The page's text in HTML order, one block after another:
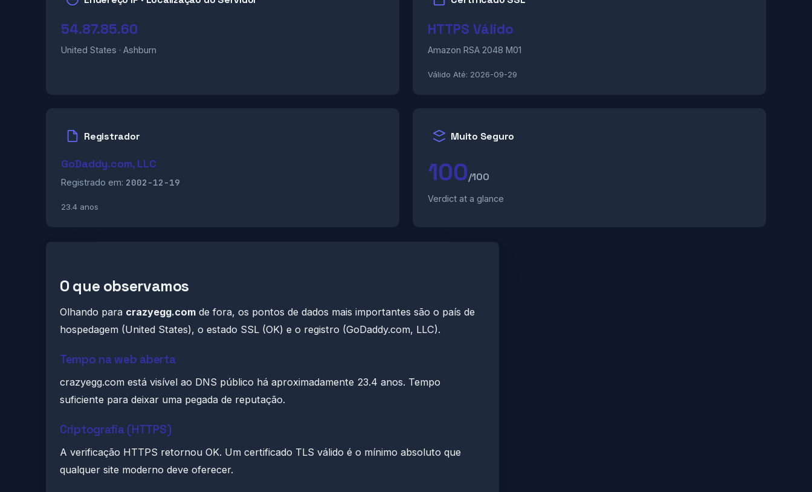
54.87.85.60
United States · Ashburn
HTTPS Válido
Amazon RSA 2048 M01
Válido Até: 2026-09-29
Registrador
GoDaddy.com, LLC
Registrado em: 2002-12-19
23.4 anos
Muito Seguro
100/100
Verdict at a glance
O que observamos
Olhando para crazyegg.com de fora, os pontos de dados mais importantes são o país de
hospedagem (United States), o estado SSL (OK) e o registro (GoDaddy.com, LLC).
Tempo na web aberta
crazyegg.com está visível ao DNS público há aproximadamente 23.4 anos. Tempo
suficiente para deixar uma pegada de reputação.
Criptografia (HTTPS)
A verificação HTTPS retornou OK. Um certificado TLS válido é o mínimo absoluto que
qualquer site moderno deve oferecer.